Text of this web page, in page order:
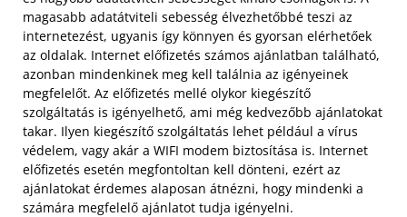
magasabb adatátviteli sebesség élvezhetőbbé teszi az
internetezést, ugyanis így könnyen és gyorsan elérhetőek
az oldalak. Internet előfizetés számos ajánlatban található,
azonban mindenkinek meg kell találnia az igényeinek
megfelelőt. Az előfizetés mellé olykor kiegészítő
szolgáltatás is igényelhető, ami még kedvezőbb ajánlatokat
takar. Ilyen kiegészítő szolgáltatás lehet például a vírus
védelem, vagy akár a WIFI modem biztosítása is. Internet
előfizetés esetén megfontoltan kell dönteni, ezért az
ajánlatokat érdemes alaposan átnézni, hogy mindenki a
számára megfelelő ajánlatot tudja igényelni.